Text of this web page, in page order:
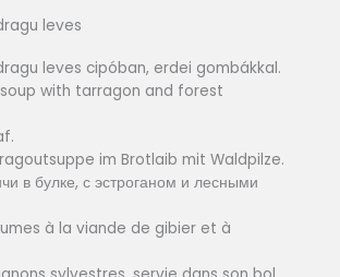
leves
leves cipóban, erdei gombákkal.
with tarragon and forest
im Brotlaib mit Waldpilze.
в булке, с эстроганом и лесными
à la viande de gibier et à